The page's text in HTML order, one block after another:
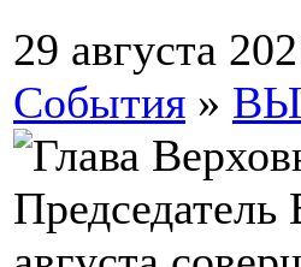
29 августа
События »